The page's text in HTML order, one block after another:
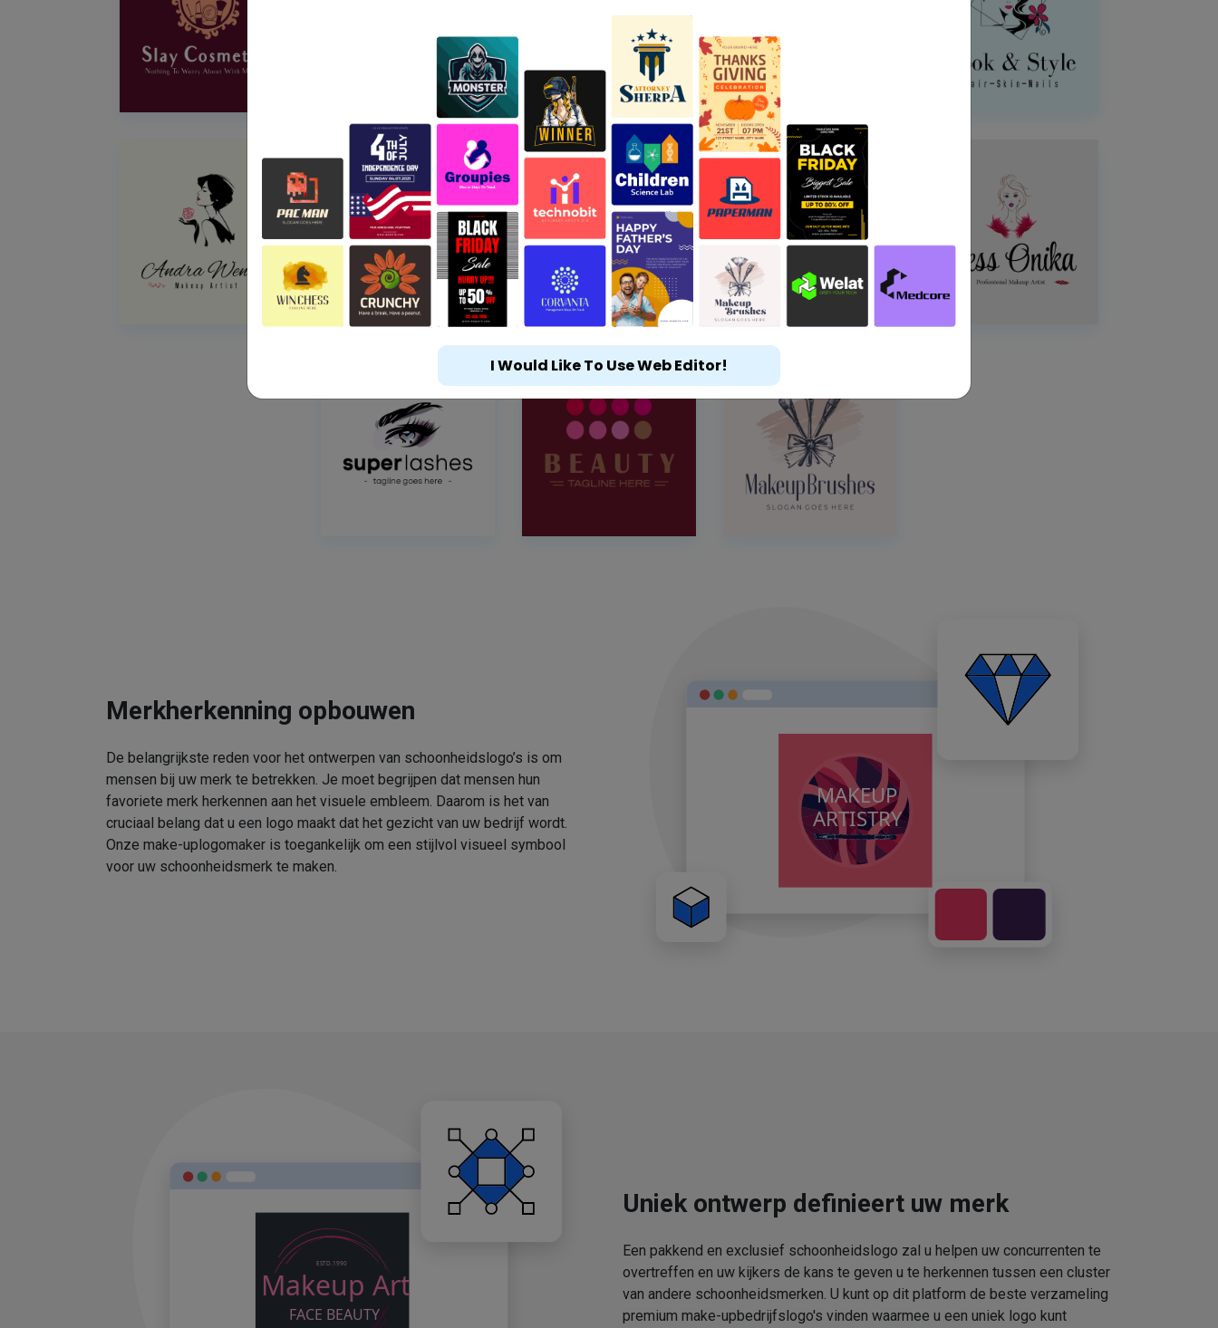
Merkherkenning opbouwen
De belangrijkste reden voor het ontwerpen van schoonheidslogo’s is om
mensen bij uw merk te betrekken. Je moet begrijpen dat mensen hun
favoriete merk herkennen aan het visuele embleem. Daarom is het van
cruciaal belang dat u een logo maakt dat het gezicht van uw bedrijf wordt.
Onze make-uplogomaker is toegankelijk om een stijlvol visueel symbool
voor uw schoonheidsmerk te maken.
Uniek ontwerp definieert uw merk
Een pakkend en exclusief schoonheidslogo zal u helpen uw concurrenten te
overtreffen en uw kijkers de kans te geven u te herkennen tussen een cluster
van andere schoonheidsmerken. U kunt op dit platform de beste verzameling
premium make-upbedrijfslogo's vinden waarmee u een uniek logo kunt
I Would Like To Use Web Editor!